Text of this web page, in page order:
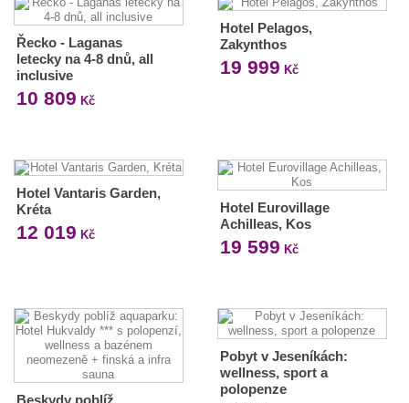
Řecko - Laganas
letecky na 4-8 dnů, all
inclusive
10 809 Kč
Hotel Pelagos,
Zakynthos
19 999 Kč
Hotel Vantaris Garden,
Kréta
12 019 Kč
Hotel Eurovillage
Achilleas, Kos
19 599 Kč
Beskydy poblíž
Pobyt v Jeseníkách:
wellness, sport a
polopenze